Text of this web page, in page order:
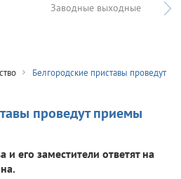
Заводные выходные
Белгородские приставы проведут
проведут приемы
и его заместители ответят на